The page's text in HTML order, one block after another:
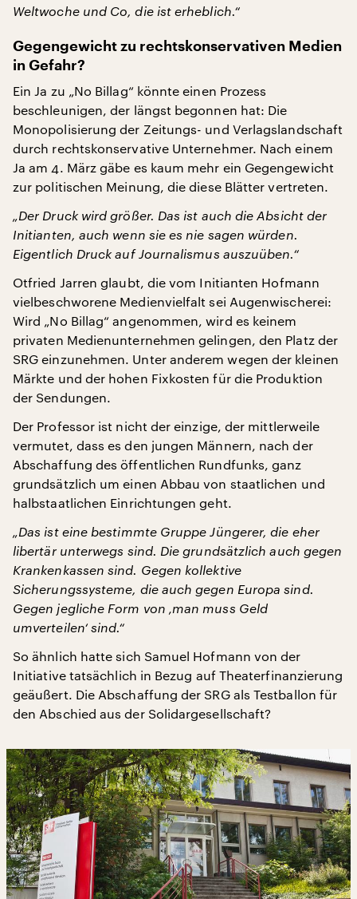
Weltwoche und Co, die ist erheblich.“
Gegengewicht zu rechtskonservativen Medien
in Gefahr?
Ein Ja zu „No Billag“ könnte einen Prozess
beschleunigen, der längst begonnen hat: Die
Monopolisierung der Zeitungs- und Verlagslandschaft
durch rechtskonservative Unternehmer. Nach einem
Ja am 4. März gäbe es kaum mehr ein Gegengewicht
zur politischen Meinung, die diese Blätter vertreten.
„Der Druck wird größer. Das ist auch die Absicht der
Initianten, auch wenn sie es nie sagen würden.
Eigentlich Druck auf Journalismus auszuüben.“
Otfried Jarren glaubt, die vom Initianten Hofmann
vielbeschworene Medienvielfalt sei Augenwischerei:
Wird „No Billag“ angenommen, wird es keinem
privaten Medienunternehmen gelingen, den Platz der
SRG einzunehmen. Unter anderem wegen der kleinen
Märkte und der hohen Fixkosten für die Produktion
der Sendungen.
Der Professor ist nicht der einzige, der mittlerweile
vermutet, dass es den jungen Männern, nach der
Abschaffung des öffentlichen Rundfunks, ganz
grundsätzlich um einen Abbau von staatlichen und
halbstaatlichen Einrichtungen geht.
„Das ist eine bestimmte Gruppe Jüngerer, die eher
libertär unterwegs sind. Die grundsätzlich auch gegen
Krankenkassen sind. Gegen kollektive
Sicherungssysteme, die auch gegen Europa sind.
Gegen jegliche Form von ‚man muss Geld
umverteilen‘ sind.“
So ähnlich hatte sich Samuel Hofmann von der
Initiative tatsächlich in Bezug auf Theaterfinanzierung
geäußert. Die Abschaffung der SRG als Testballon für
den Abschied aus der Solidargesellschaft?